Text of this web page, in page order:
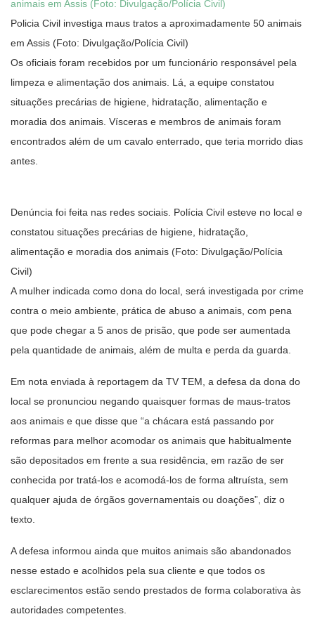
Policia Civil investiga maus tratos a aproximadamente 50 animais
em Assis (Foto: Divulgação/Polícia Civil)
Os oficiais foram recebidos por um funcionário responsável pela
limpeza e alimentação dos animais. Lá, a equipe constatou
situações precárias de higiene, hidratação, alimentação e
moradia dos animais. Vísceras e membros de animais foram
encontrados além de um cavalo enterrado, que teria morrido dias
antes.
Denúncia foi feita nas redes sociais. Polícia Civil esteve no local e
constatou situações precárias de higiene, hidratação,
alimentação e moradia dos animais (Foto: Divulgação/Polícia
Civil)
A mulher indicada como dona do local, será investigada por crime
contra o meio ambiente, prática de abuso a animais, com pena
que pode chegar a 5 anos de prisão, que pode ser aumentada
pela quantidade de animais, além de multa e perda da guarda.
Em nota enviada à reportagem da TV TEM, a defesa da dona do
local se pronunciou negando quaisquer formas de maus-tratos
aos animais e que disse que “a chácara está passando por
reformas para melhor acomodar os animais que habitualmente
são depositados em frente a sua residência, em razão de ser
conhecida por tratá-los e acomodá-los de forma altruísta, sem
qualquer ajuda de órgãos governamentais ou doações”, diz o
texto.
A defesa informou ainda que muitos animais são abandonados
nesse estado e acolhidos pela sua cliente e que todos os
esclarecimentos estão sendo prestados de forma colaborativa às
autoridades competentes.